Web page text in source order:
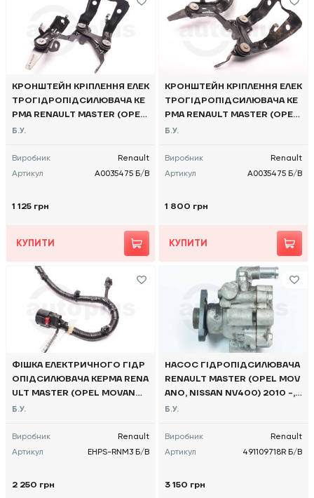
КРОНШТЕЙН КРІПЛЕННЯ ЕЛЕК
ТРОГІДРОПІДСИЛЮВАЧА КЕ
РМА RENAULT MASTER (OPEL
MOVANO, NISSAN NV400) 201
Б.У.
Виробник
Renault
Артикул
A0035475 Б/В
1 125 грн
КУПИТИ
КРОНШТЕЙН КРІПЛЕННЯ ЕЛЕК
ТРОГІДРОПІДСИЛЮВАЧА КЕ
РМА RENAULT MASTER (OPEL
MOVANO, NISSAN NV400) 201
Б.У.
Виробник
Renault
Артикул
A0035475 Б/В
1 800 грн
КУПИТИ
ФІШКА ЕЛЕКТРИЧНОГО ГІДР
ОПІДСИЛЮВАЧА КЕРМА RENA
ULT MASTER (OPEL MOVANO,
NISSAN NV400) 2010, - EHPS-
Б.У.
Виробник
Renault
Артикул
EHPS-RNM3 Б/В
2 250 грн
НАСОС ГІДРОПІДСИЛЮВАЧА
RENAULT MASTER (OPEL MOV
ANO, NISSAN NV400) 2010 -,
491109718R Б/В
Б.У.
Виробник
Renault
Артикул
491109718R Б/В
3 150 грн